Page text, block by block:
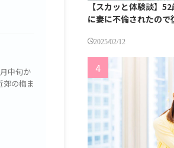
中旬か
郊の梅ま
【スカッと体験談】
に妻に不倫されたの
2025/02/12